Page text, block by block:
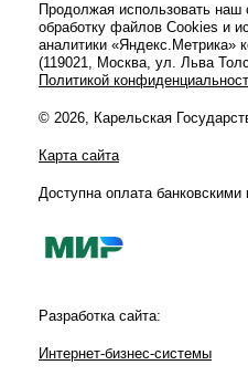
Продолжая использовать наш
обработку файлов Cookies и
аналитики
(119021, Москва, ул. Льва
Политикой
© 2026, Карельская
Карта сайта
Доступна оплата банковскими
Разработка сайта:
Интернет-бизнес-системы